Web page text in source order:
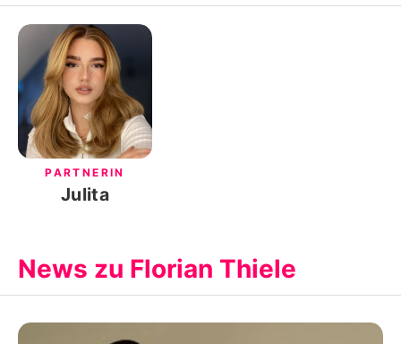
PARTNERIN
Julita
News zu Florian Thiele